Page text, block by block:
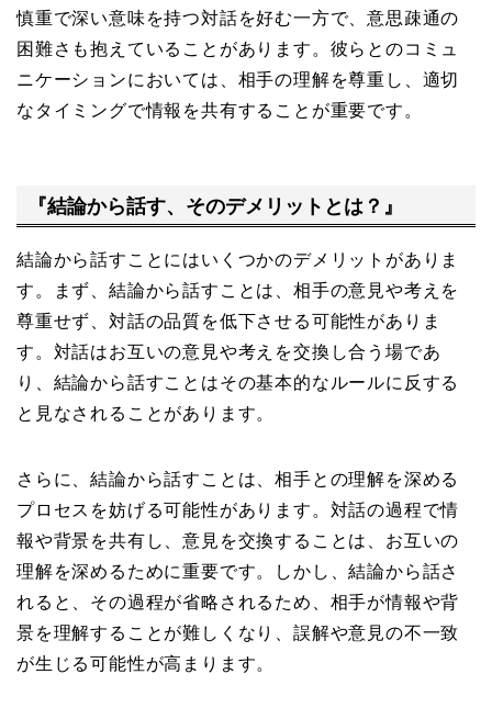
慎重で深い意味を持つ対話を好む一方で、意思疎通の
困難さも抱えていることがあります。彼らとのコミュ
ニケーションにおいては、相手の理解を尊重し、適切
なタイミングで情報を共有することが重要です。
『結論から話す、そのデメリットとは？』
結論から話すことにはいくつかのデメリットがありま
す。まず、結論から話すことは、相手の意見や考えを
尊重せず、対話の品質を低下させる可能性がありま
す。対話はお互いの意見や考えを交換し合う場であ
り、結論から話すことはその基本的なルールに反する
と見なされることがあります。
さらに、結論から話すことは、相手との理解を深める
プロセスを妨げる可能性があります。対話の過程で情
報や背景を共有し、意見を交換することは、お互いの
理解を深めるために重要です。しかし、結論から話さ
れると、その過程が省略されるため、相手が情報や背
景を理解することが難しくなり、誤解や意見の不一致
が生じる可能性が高まります。